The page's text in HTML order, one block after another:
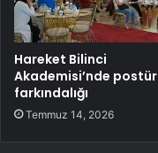
Hareket Bilinci
Akademisi’nde postür
farkındalığı
Temmuz 14, 2026